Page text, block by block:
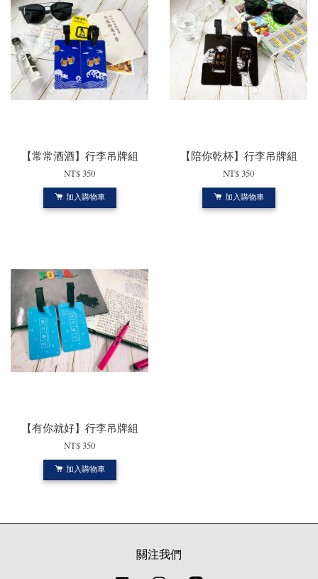
【常常酒酒】行李吊牌組
NT$ 350
加入購物車
【陪你乾杯】行李吊牌組
NT$ 350
加入購物車
【有你就好】行李吊牌組
NT$ 350
加入購物車
關注我們